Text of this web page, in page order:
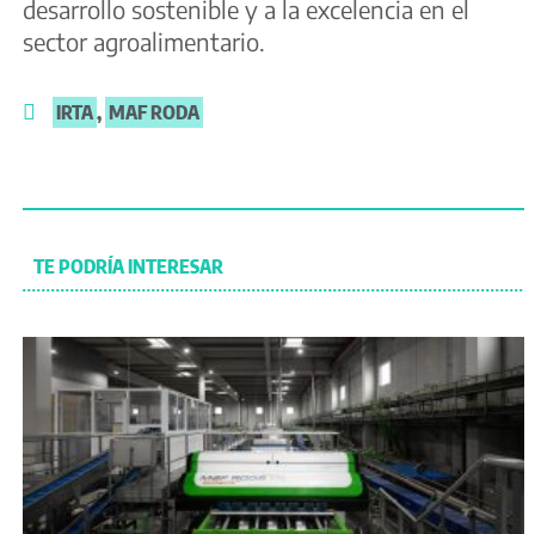
desarrollo sostenible y a la excelencia en el
sector agroalimentario.
IRTA, MAF RODA
TE PODRÍA INTERESAR